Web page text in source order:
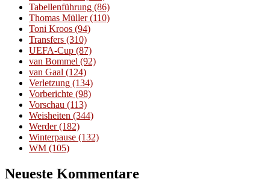
Tabellenführung (86)
Thomas Müller(110)
Toni Kroos (94)
Transfers (310)
UEFA-Cup (87)
van Bommel (92)
van Gaal (124)
Verletzung (134)
Vorberichte (98)
Vorschau (113)
Weisheiten (344)
Werder(182)
Winterpause (132)
WM (105)
Neueste Kommentare